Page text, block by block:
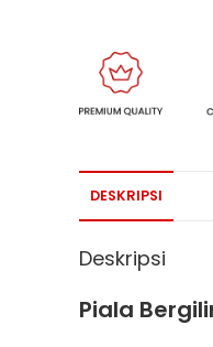
DESKRIPSI
Deskripsi
Piala